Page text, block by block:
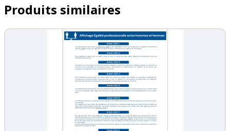
Produits similaires